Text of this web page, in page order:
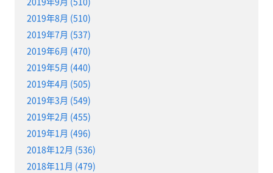
2019年8月 (510)
2019年7月 (537)
2019年6月 (470)
2019年5月 (440)
2019年4月 (505)
2019年3月 (549)
2019年2月 (455)
2019年1月 (496)
2018年12月 (536)
2018年11月 (479)